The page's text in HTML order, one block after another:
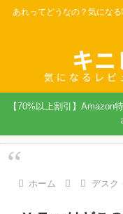
あれってどうなの？気にな
【70%以上割引】Amazon
ホーム デスク